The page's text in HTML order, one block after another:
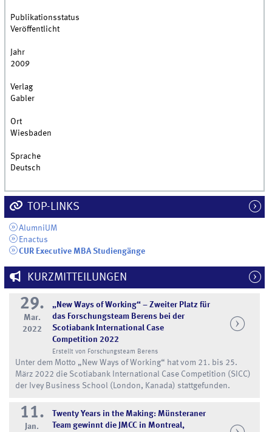
Publikationsstatus
Veröffentlicht
Jahr
2009
Verlag
Gabler
Ort
Wiesbaden
Sprache
Deutsch
TOP-LINKS
AlumniUM
Enactus
CUR Executive MBA Studiengänge
KURZMITTEILUNGEN
29.
Mar.
2022
„New Ways of Working“ – Zweiter Platz für
das Forschungsteam Berens bei der
Scotiabank International Case
Competition 2022
Erstellt von Forschungsteam Berens
Unter dem Motto „New Ways of Working“ hat vom 21. bis 25.
März 2022 die Scotiabank International Case Competition (SICC)
der Ivey Business School (London, Kanada) stattgefunden.
11.
Jan.
Twenty Years in the Making: Münsteraner
Team gewinnt die JMCC in Montreal,